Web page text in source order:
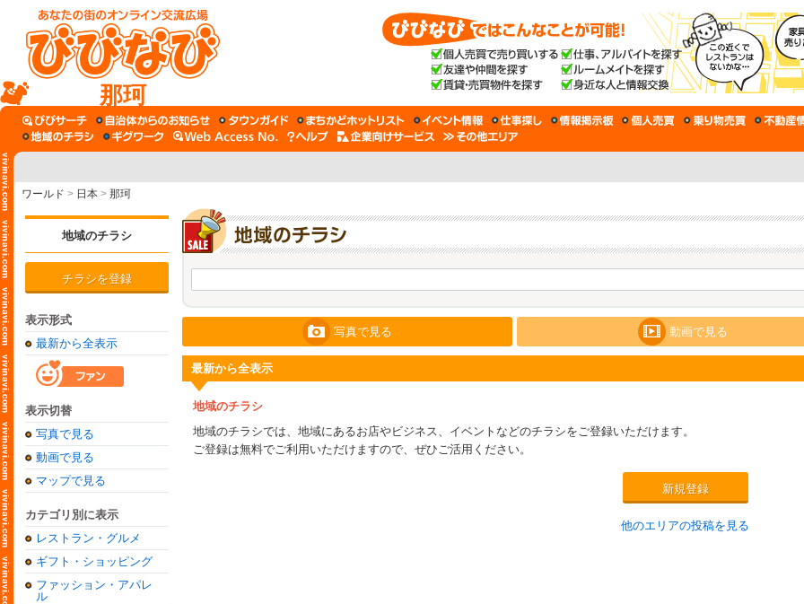
那珂
ワールド > 日本 > 那珂
地域のチラシ
チラシを登録
表示形式
最新から全表示
表示切替
写真で見る
動画で見る
マップで見る
カテゴリ別に表示
レストラン・グルメ
ギフト・ショッピング
ファッション・アパレ
ル
写真で見る 動画で見る
最新から全表示
地域のチラシ
地域のチラシでは、地域にあるお店やビジネス、イベントなどのチラシをご登録いただけます。
ご登録は無料でご利用いただけますので、ぜひご活用ください。
新規登録
他のエリアの投稿を見る